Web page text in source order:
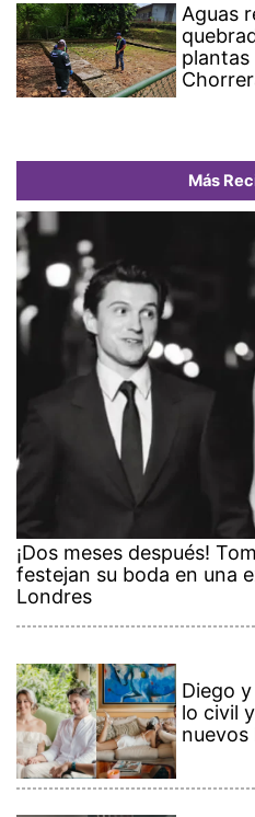
Aguas
Más
¡Dos meses después!
festejan su boda en una
Londres
Diego
lo civil
nuevos